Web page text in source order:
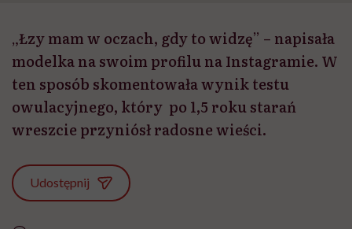
„Łzy mam w oczach, gdy to widzę” – napisała
modelka na swoim profilu na Instagramie. W
ten sposób skomentowała wynik testu
owulacyjnego, który po 1,5 roku starań
wreszcie przyniósł radosne wieści.
Udostępnij